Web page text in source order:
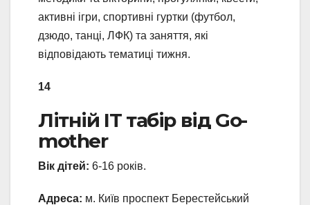
активні ігри, спортивні гуртки (футбол,
дзюдо, танці, ЛФК) та заняття, які
відповідають тематиці тижня.
14
Літній IT табір від Go-
mother
Вік дітей: 6-16 років.
Адреса: м. Київ проспект Берестейський